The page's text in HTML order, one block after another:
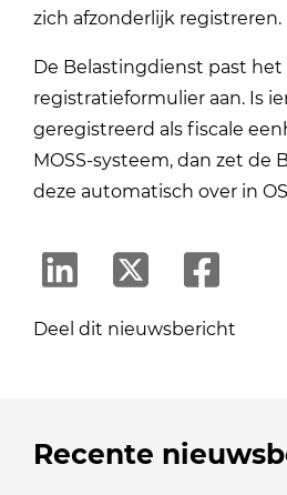
zich afzonderlijk registreren.
De Belastingdienst past
registratieformulier aan. Is
geregistreerd als fiscale
MOSS-systeem, dan zet de
deze automatisch over in
Deel dit nieuwsbericht
Recente